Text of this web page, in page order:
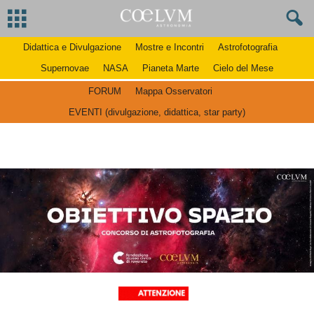
Didattica e Divulgazione Mostre e Incontri
Astrofotografia
Supernovae
NASA Pianeta Marte Cielo del Mese
FORUM
Mappa Osservatori
EVENTI (divulgazione, didattica, star party)